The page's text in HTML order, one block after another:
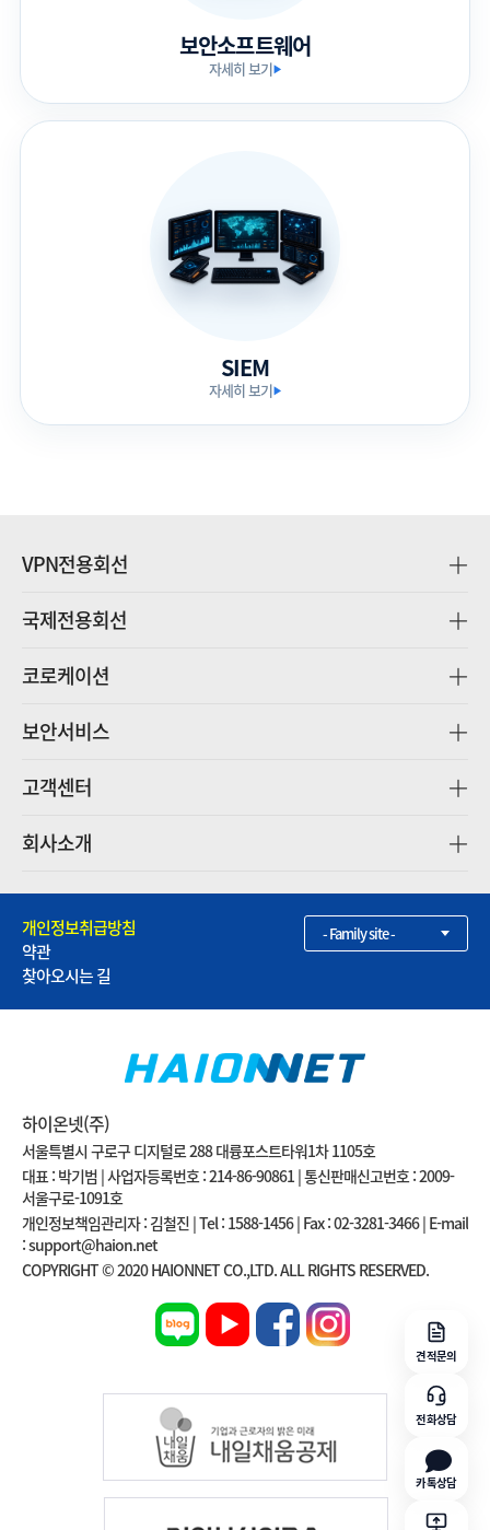
보안소프트웨어
자세히 보기▶
SIEM
자세히 보기▶
VPN전용회선
국제전용회선
코로케이션
보안서비스
고객센터
회사소개
개인정보취급방침
약관
찾아오시는 길
- Family site -
하이온넷(주)
서울특별시 구로구 디지털로 288 대륭포스트타워1차 1105호
대표 : 박기범 | 사업자등록번호 : 214-86-90861 | 통신판매신고번호 : 2009-
서울구로-1091호
개인정보책임관리자 : 김철진 | Tel : 1588-1456 | Fax : 02-3281-3466 | E-mail
: support@haion.net
COPYRIGHT © 2020 HAIONNET CO.,LTD. ALL RIGHTS RESERVED.
견적문의
전화상담
카톡상담